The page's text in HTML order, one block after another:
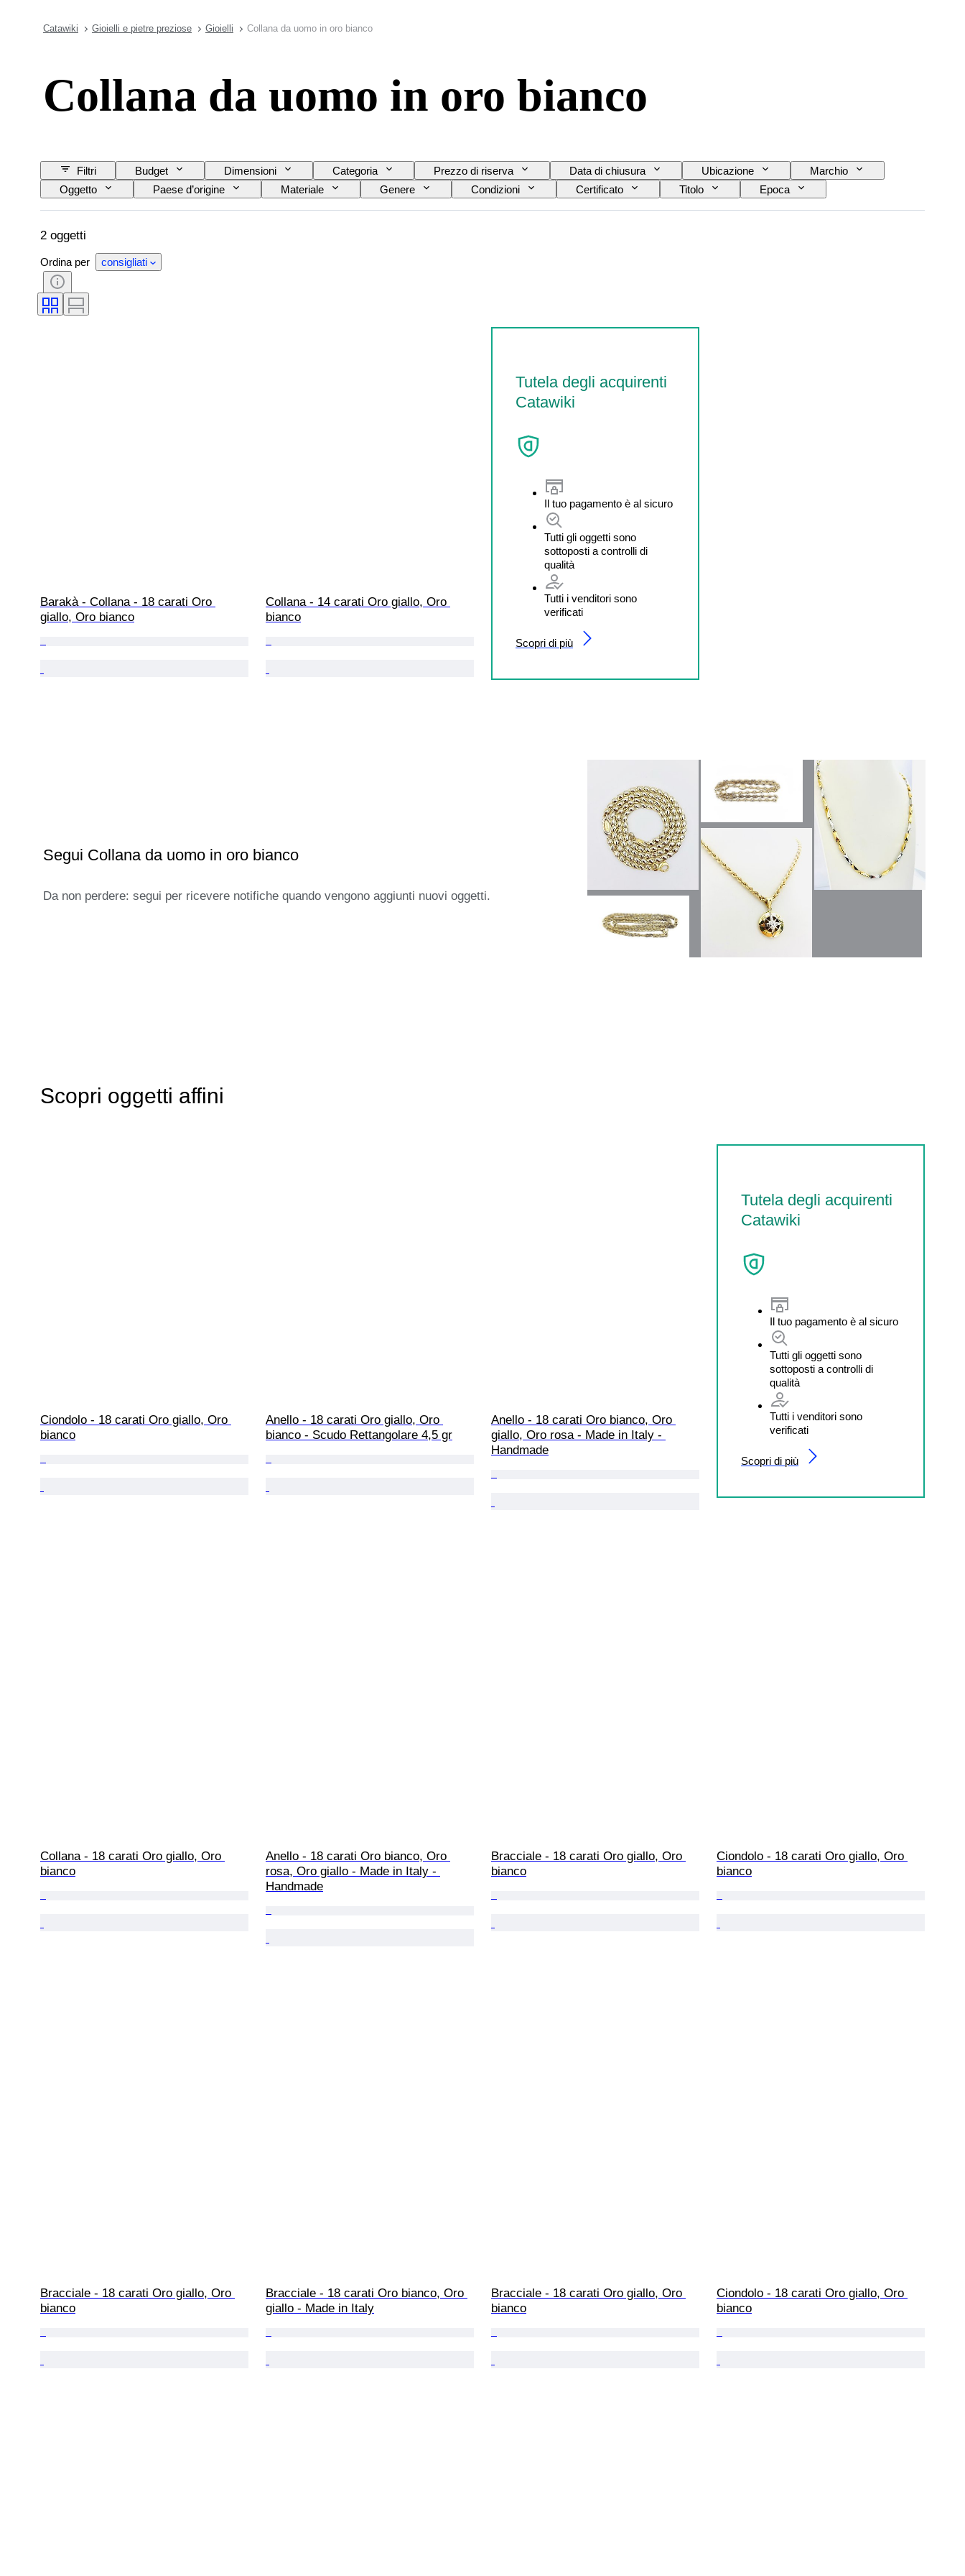
Catawiki Gioielli e pietre preziose Gioielli Collana da uomo in oro bianco
Collana da uomo in oro bianco
Filtri Budget Dimensioni Categoria Prezzo di riserva Data di chiusura Ubicazione
Marchio
Oggetto
Paese d’origine Materiale Genere Condizioni Certificato Titolo Epoca
2 oggetti
Ordina per consigliati
Barakà - Collana - 18 carati Oro
giallo, Oro bianco
Collana - 14 carati Oro giallo, Oro
bianco
Tutela degli acquirenti
Catawiki
Il tuo pagamento è al sicuro
Tutti gli oggetti sono
sottoposti a controlli di
qualità
Tutti i venditori sono
verificati
Scopri di più
Segui Collana da uomo in oro bianco
Da non perdere: segui per ricevere notifiche quando vengono aggiunti nuovi oggetti.
Scopri oggetti affini
Tutela degli acquirenti
Catawiki
Il tuo pagamento è al sicuro
Tutti gli oggetti sono
sottoposti a controlli di
qualità
Tutti i venditori sono
verificati
Scopri di più
Ciondolo - 18 carati Oro giallo, Oro
bianco
Anello - 18 carati Oro giallo, Oro
bianco - Scudo Rettangolare 4,5 gr
Anello - 18 carati Oro bianco, Oro
giallo, Oro rosa - Made in Italy -
Handmade
Collana - 18 carati Oro giallo, Oro
bianco
Anello - 18 carati Oro bianco, Oro
rosa, Oro giallo - Made in Italy -
Handmade
Bracciale - 18 carati Oro giallo, Oro
bianco
Ciondolo - 18 carati Oro giallo, Oro
bianco
Bracciale - 18 carati Oro giallo, Oro
bianco
Bracciale - 18 carati Oro bianco, Oro
giallo - Made in Italy
Bracciale - 18 carati Oro giallo, Oro
bianco
Ciondolo - 18 carati Oro giallo, Oro
bianco